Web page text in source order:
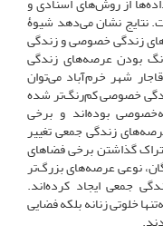
نتایج نشان می‌دهد شیوۀ
زندگی خصوصی و زندگی
بودن عرصه‌های زندگی
شهر خرم‌آباد می‌توان
خصوصی کم‌رنگ‌تر شده
بوده‌اند و برخی
زندگی جمعی تغییر
گذاشتن برخی فضاهای
نوعی عرصه‌های‌ بزرگ‌تر
جمعی ایجاد کرده‌اند.
خلوتی زنانه بلکه فضایی